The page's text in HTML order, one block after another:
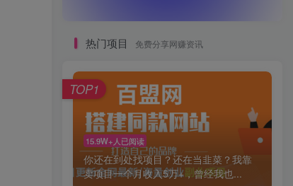
热门项目 免费分享网赚资讯
15.9W+人已阅读
你还在到处找项目？还在当韭菜？我靠
卖项目一个月收入5万+，曾经我也...
TOP1